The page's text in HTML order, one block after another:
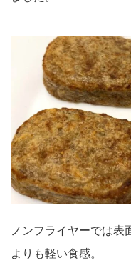
ノンフライヤーでは
よりも軽い食感。